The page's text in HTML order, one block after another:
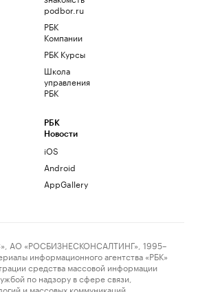
podbor.ru
РБК
Компании
РБК Курсы
Школа
управления
РБК
РБК
Новости
iOS
Android
AppGallery
АО «РОСБИЗНЕСКОНСАЛТИНГ», 1995–
информационного агентства «РБК»
средства массовой информации
по надзору в сфере связи,
и массовых коммуникаций